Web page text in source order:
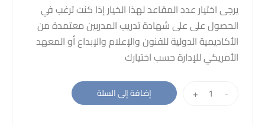
يرجى اختيار عدد المقاعد لهذا الخيار إذا كنت ترغب في
الحصول على على شهادة تدريب المدربين معتمدة من
الأكاديمية الدولية للفنون والإعلام والإبداع أو المعهد
الأمريكي للإدارة حسب اختيارك
-
+ إضافة إلى السلة